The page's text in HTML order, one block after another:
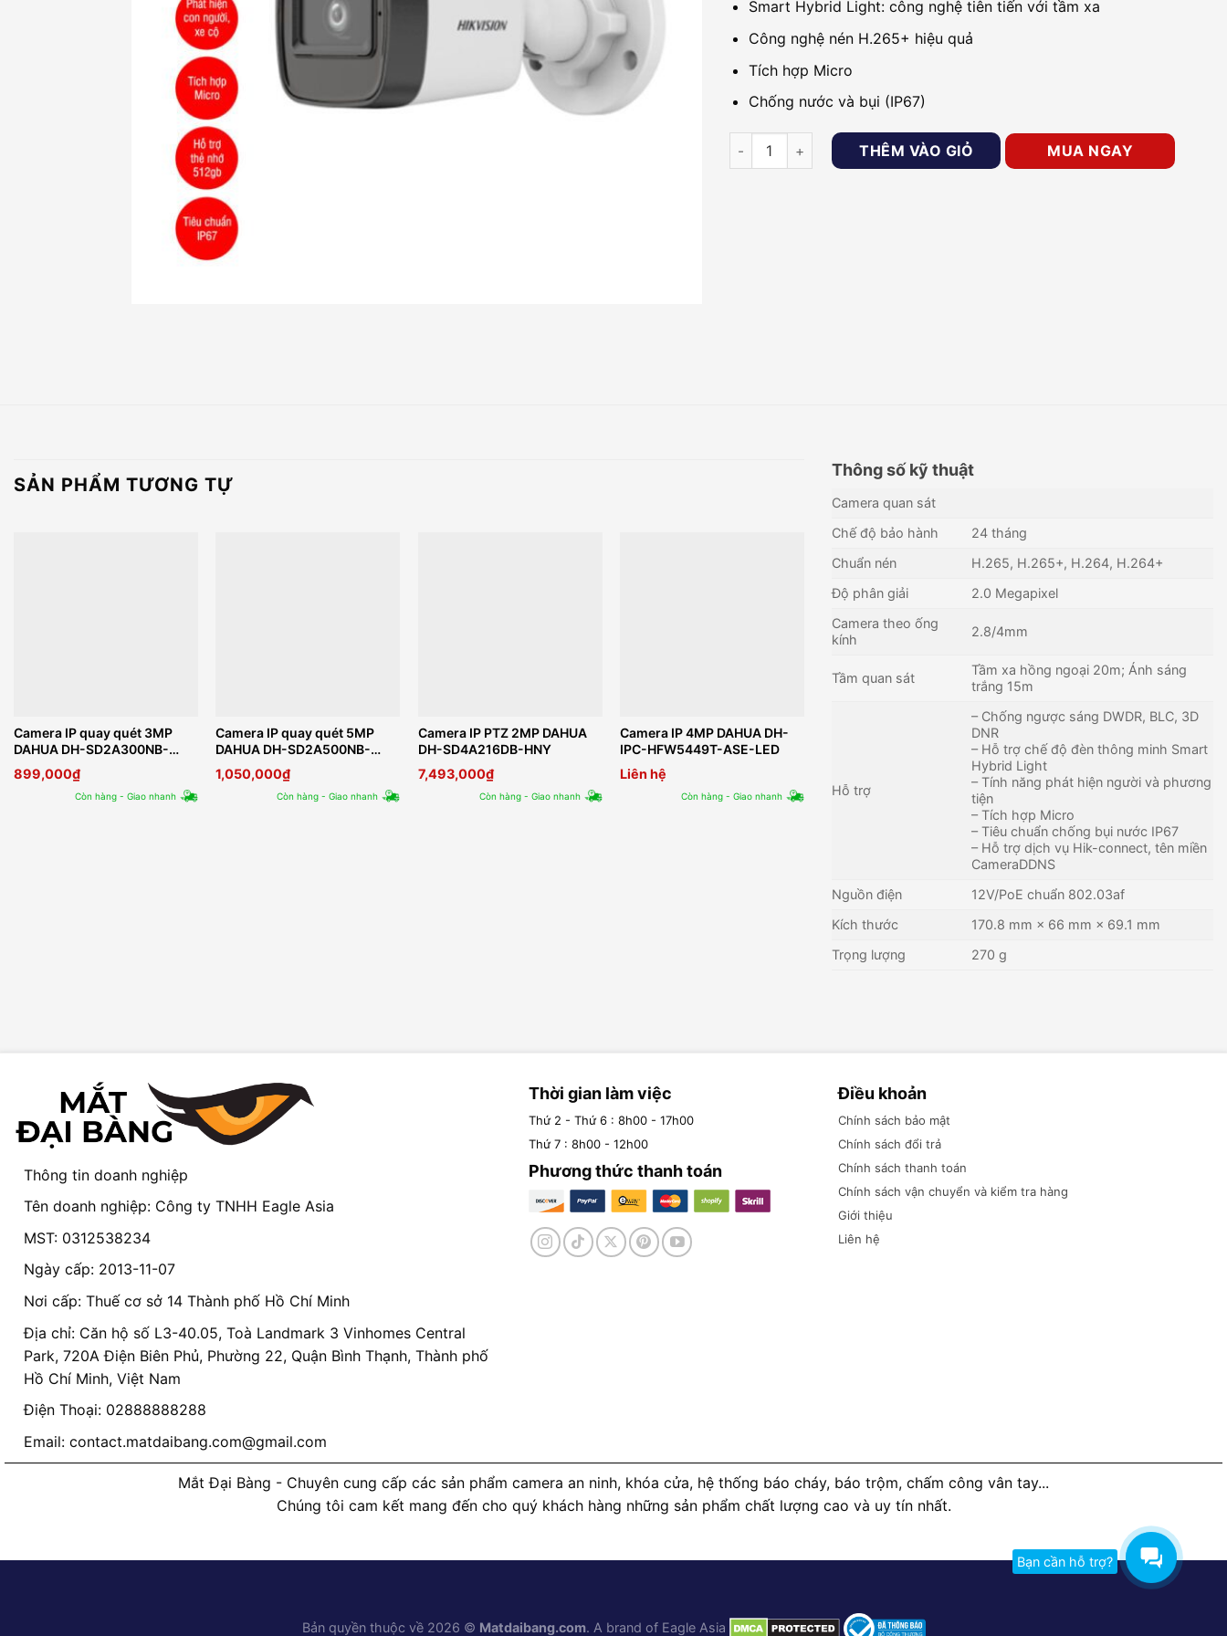
Smart Hybrid Light: công nghệ tiên tiến với tầm xa
Công nghệ nén H.265+ hiệu quả
Tích hợp Micro
Chống nước và bụi (IP67)
Camera IP 2MP thân trụ HIKVISION DS-2CD1021G2-LIU số lượng
THÊM VÀO GIỎ MUA NGAY
SẢN PHẨM TƯƠNG TỰ
Camera IP quay quét 3MP
DAHUA DH-SD2A300NB-
GNY-A-PV
899,000₫
Còn hàng - Giao nhanh
Camera IP quay quét 5MP
DAHUA DH-SD2A500NB-
GNY-A-PV
1,050,000₫
Còn hàng - Giao nhanh
Camera IP PTZ 2MP DAHUA
DH-SD4A216DB-HNY
7,493,000₫
Còn hàng - Giao nhanh
Camera IP 4MP DAHUA DH-
IPC-HFW5449T-ASE-LED
Liên hệ
Còn hàng - Giao nhanh
DAHUA DHI-NVR608H-32-XI
Còn hàng - Giao nhanh
DH-SD6AL245XA-HNR
32,929,000
Thông số kỹ thuật
Camera quan sát
Chế độ bảo hành
24 tháng
Chuẩn nén
H.265, H.265+, H.264, H.264+
Độ phân giải
2.0 Megapixel
Camera theo ống
kính
2.8/4mm
Tầm quan sát
Tầm xa hồng ngoại 20m; Ánh sáng
trắng 15m
Hỗ trợ
– Chống ngược sáng DWDR, BLC, 3D
DNR
– Hỗ trợ chế độ đèn thông minh Smart
Hybrid Light
– Tính năng phát hiện người và phương
tiện
– Tích hợp Micro
– Tiêu chuẩn chống bụi nước IP67
– Hỗ trợ dịch vụ Hik-connect, tên miền
CameraDDNS
Nguồn điện
12V/PoE chuẩn 802.03af
Kích thước
170.8 mm × 66 mm × 69.1 mm
Trọng lượng
270 g
Thông tin doanh nghiệp
Tên doanh nghiệp: Công ty TNHH Eagle Asia
MST: 0312538234
Ngày cấp: 2013-11-07
Nơi cấp: Thuế cơ sở 14 Thành phố Hồ Chí Minh
Địa chỉ: Căn hộ số L3-40.05, Toà Landmark 3 Vinhomes Central
Park, 720A Điện Biên Phủ, Phường 22, Quận Bình Thạnh, Thành phố
Hồ Chí Minh, Việt Nam
Điện Thoại: 02888888288
Email: contact.matdaibang.com@gmail.com
Thời gian làm việc
Thứ 2 - Thứ 6 : 8h00 - 17h00
Thứ 7 : 8h00 - 12h00
Phương thức thanh toán
Điều khoản
Chính sách bảo mật
Chính sách đổi trả
Chính sách thanh toán
Chính sách vận chuyển và kiểm tra hàng
Giới thiệu
Liên hệ
Mắt Đại Bàng - Chuyên cung cấp các sản phẩm camera an ninh, khóa cửa, hệ thống báo cháy, báo trộm, chấm công vân tay...
Chúng tôi cam kết mang đến cho quý khách hàng những sản phẩm chất lượng cao và uy tín nhất.
Bạn cần hỗ trợ?
Bản quyền thuộc về 2026 © Matdaibang.com. A brand of Eagle Asia